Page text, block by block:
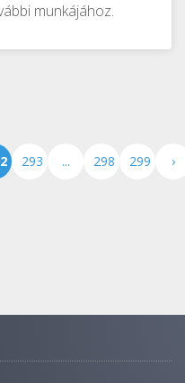
munkájához.
293 ... 298 299 ›